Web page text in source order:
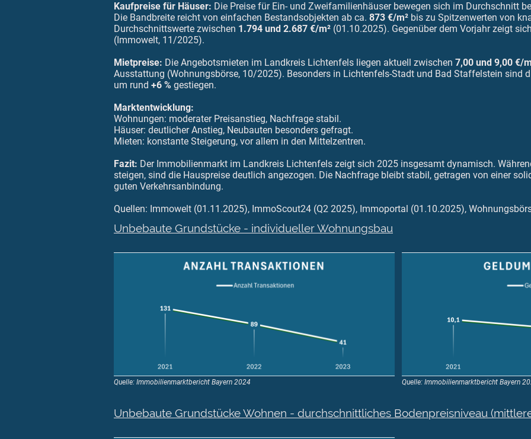
Kaufpreise für Häuser: Die Preise für Ein- und Zweifamilienhäuser bewegen sich im Durchschnitt
Die Bandbreite reicht von einfachen Bestandsobjekten ab ca. 873 €/m² bis zu Spitzenwerten von
Durchschnittswerte zwischen 1.794 und 2.687 €/m² (01.10.2025). Gegenüber dem Vorjahr zeigt
(Immowelt, 11/2025).
Mietpreise: Die Angebotsmieten im Landkreis Lichtenfels liegen aktuell zwischen 7,00 und 9,00 €/
Ausstattung (Wohnungsbörse, 10/2025). Besonders in Lichtenfels-Stadt und Bad Staffelstein sind
um rund +6 % gestiegen.
Marktentwicklung:
Wohnungen: moderater Preisanstieg, Nachfrage stabil.
Häuser: deutlicher Anstieg, Neubauten besonders gefragt.
Mieten: konstante Steigerung, vor allem in den Mittelzentren.
Fazit: Der Immobilienmarkt im Landkreis Lichtenfels zeigt sich 2025 insgesamt dynamisch.
steigen, sind die Hauspreise deutlich angezogen. Die Nachfrage bleibt stabil, getragen von einer
guten Verkehrsanbindung.
Quellen: Immowelt (01.11.2025), ImmoScout24 (Q2 2025), Immoportal (01.10.2025),
Unbebaute Grundstücke - individueller Wohnungsbau
Quelle: Immobilienmarktbericht Bayern 2024
Unbebaute Grundstücke Wohnen - durchschnittliches Bodenpreisniveau
Quelle: Immobilienmarktbericht Bayern